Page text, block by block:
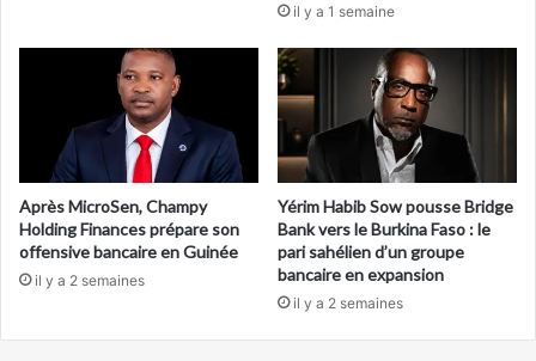
il y a 1 semaine
Après MicroSen, Champy
Holding Finances prépare son
offensive bancaire en Guinée
il y a 2 semaines
Yérim Habib Sow pousse Bridge
Bank vers le Burkina Faso : le
pari sahélien d’un groupe
bancaire en expansion
il y a 2 semaines